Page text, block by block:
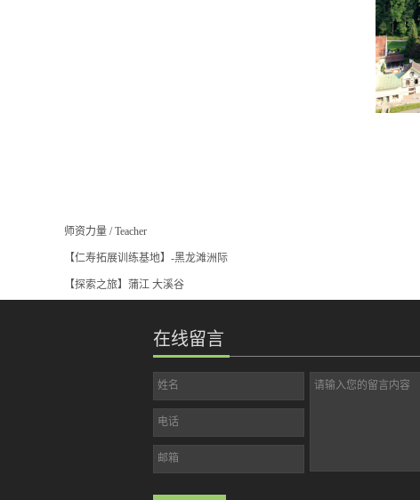
师资力量 / Teacher
【仁寿拓展训练基地】-黑龙滩洲际
【探索之旅】蒲江 大溪谷
在线留言
姓名
电话
邮箱
请输入您的留言内容